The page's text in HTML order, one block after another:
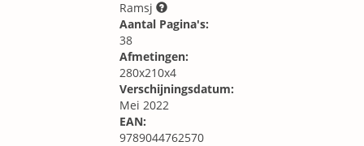
Ramsj
Aantal Pagina's:
38
Afmetingen:
280x210x4
Verschijningsdatum:
Mei 2022
EAN:
9789044762570